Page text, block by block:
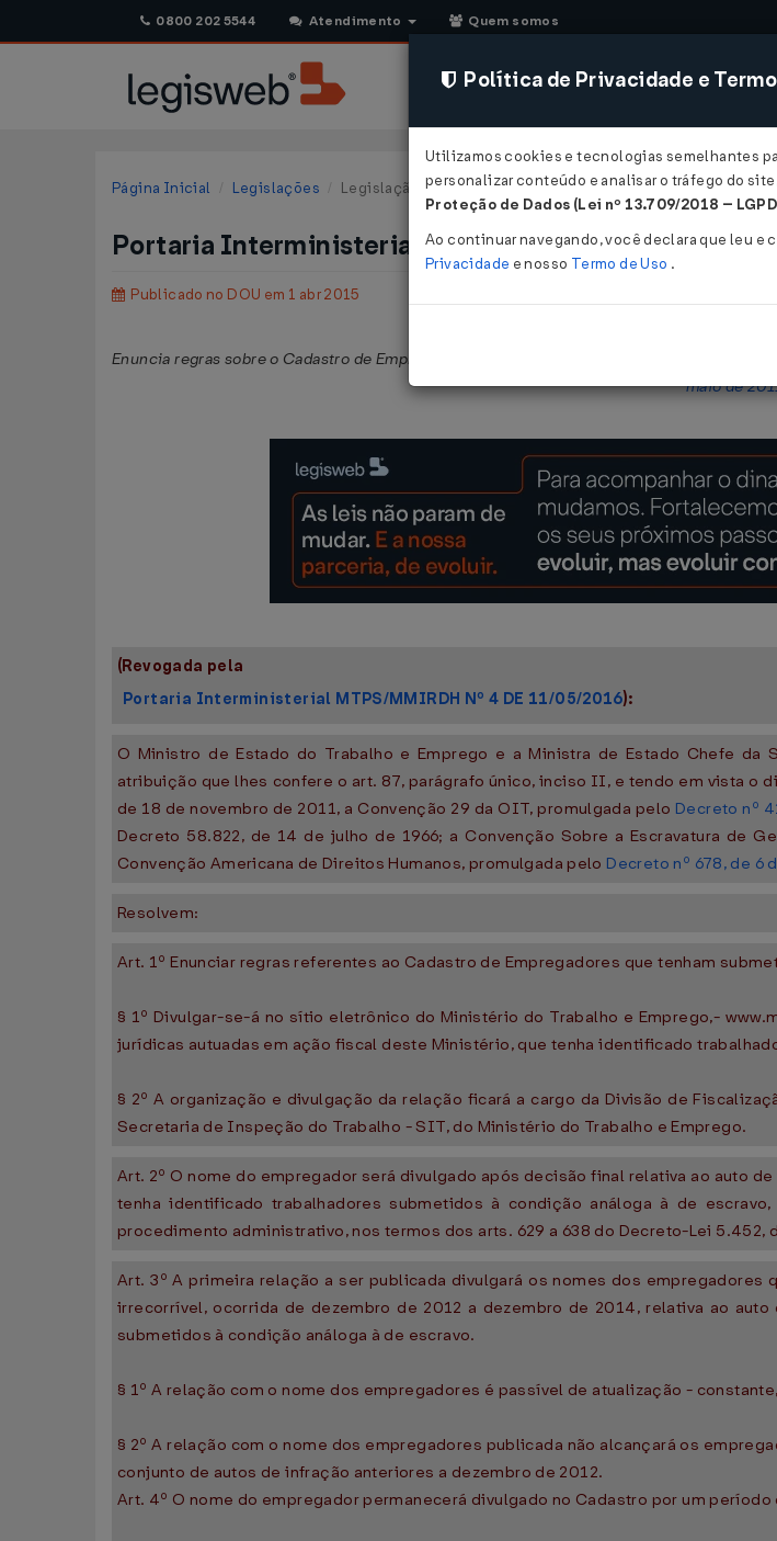
0800 202 5544 Atendimento Quem somos
CONSULTORIA
Página Inicial Legislações Legislação Federal
Portaria Interministerial MTE/SEDH Nº 2 DE 31/03/
Publicado no DOU em 1 abr 2015
Enuncia regras sobre o Cadastro de Empregadores que tenham submetido trabalhadores
maio de
(Revogada pela
Portaria Interministerial MTPS/MMIRDH Nº 4 DE 11/05/2016):
O Ministro de Estado do Trabalho e Emprego e a Ministra de Estado Chefe da
atribuição que lhes confere o art. 87, parágrafo único, inciso II, e tendo em vista o
de 18 de novembro de 2011, a Convenção 29 da OIT, promulgada pelo Decreto nº
Decreto 58.822, de 14 de julho de 1966; a Convenção Sobre a Escravatura de
Convenção Americana de Direitos Humanos, promulgada pelo Decreto nº 678, de 6
Resolvem:
Art. 1º Enunciar regras referentes ao Cadastro de Empregadores que tenham
§ 1º Divulgar-se-á no sítio eletrônico do Ministério do Trabalho e Emprego,-
jurídicas autuadas em ação fiscal deste Ministério, que tenha identificado
§ 2º A organização e divulgação da relação ficará a cargo da Divisão de
Secretaria de Inspeção do Trabalho - SIT, do Ministério do Trabalho e Emprego.
Art. 2º O nome do empregador será divulgado após decisão final relativa ao auto
tenha identificado trabalhadores submetidos à condição análoga à de
procedimento administrativo, nos termos dos arts. 629 a 638 do Decreto-Lei 5.452,
Art. 3º A primeira relação a ser publicada divulgará os nomes dos
irrecorrível, ocorrida de dezembro de 2012 a dezembro de 2014, relativa ao
submetidos à condição análoga à de escravo.
§ 1º A relação com o nome dos empregadores é passível de atualização -
§ 2º A relação com o nome dos empregadores publicada não alcançará os
conjunto de autos de infração anteriores a dezembro de 2012.
Art. 4º O nome do empregador permanecerá divulgado no Cadastro por um período
Política de Privacidade e
Utilizamos cookies e tecnologias semelhantes
personalizar conteúdo e analisar o tráfego do
Proteção de Dados (Lei nº 13.709/2018 –
Ao continuar navegando, você declara que leu e
Privacidade e nosso Termo de Uso .